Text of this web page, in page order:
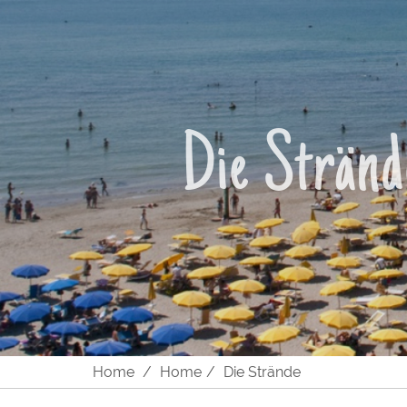
Die
Home Home Die Strände